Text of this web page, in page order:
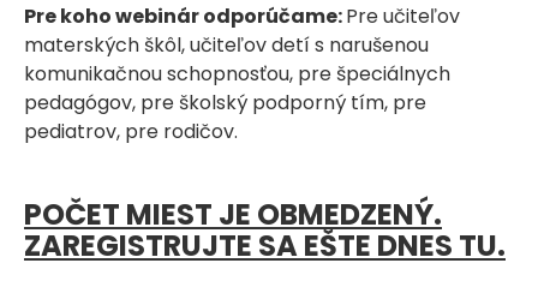
Pre koho webinár odporúčame:Pre učiteľov
materských škôl, učiteľov detí s narušenou
komunikačnou schopnosťou, pre špeciálnych
pedagógov, pre školský podporný tím, pre
pediatrov, pre rodičov.
POČET MIEST JE OBMEDZENÝ.
ZAREGISTRUJTE SA EŠTE DNES TU.